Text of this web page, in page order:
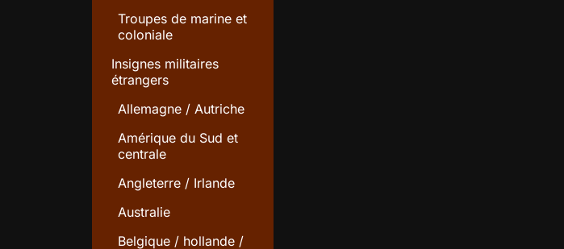
Troupes de marine et
coloniale
Insignes militaires
étrangers
Allemagne / Autriche
Amérique du Sud et
centrale
Angleterre / Irlande
Australie
Belgique / hollande /